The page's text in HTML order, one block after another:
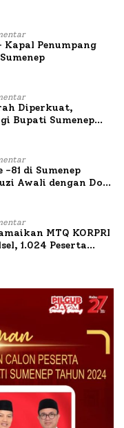
Kapal Penumpang
Diperkuat,
Bupati Sumenep
-81 di Sumenep
Awali dengan Doa
MTQ KORPRI
1.024 Peserta